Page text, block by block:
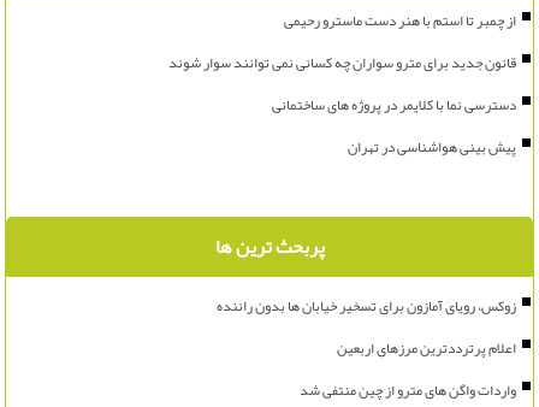
از چمبر تا استم با هنر دست ماسترو رحیمی
قانون جدید برای مترو سواران چه کسانی نمی توانند سوار شوند
دسترسی نما با کلایمر در پروژه های ساختمانی
پیش بینی هواشناسی در تهران
پربحث ترین ها
زوکس، رویای آمازون برای تسخیر خیابان ها بدون راننده
اعلام پرترددترین مرزهای اربعین
واردات واگن های مترو از چین منتفی شد